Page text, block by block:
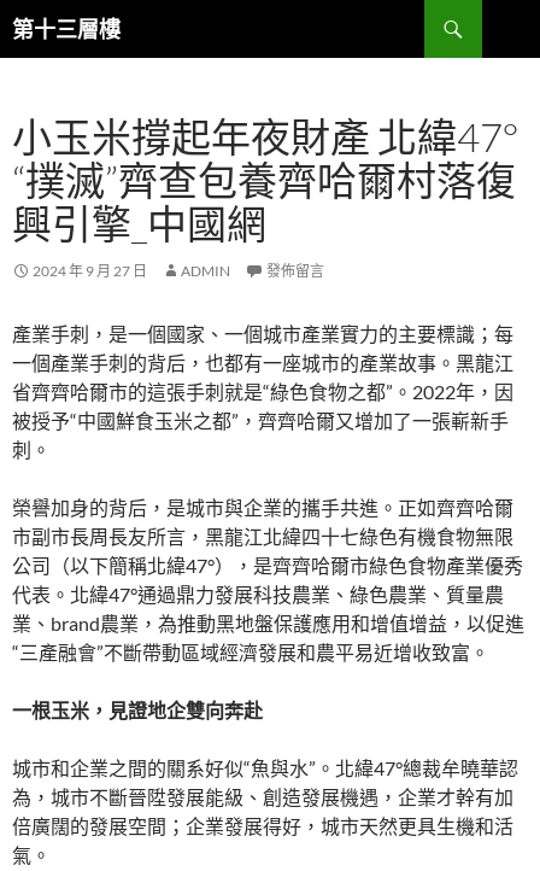
跳
至第十三層樓
搜
尋
小玉米撐起年夜財產 北緯47°
“撲滅”齊查包養齊哈爾村落復
興引擎_中國網
2024 年 9 月 27 日 ADMIN 發佈留言
產業手刺，是一個國家、一個城市產業實力的主要標識；每
一個產業手刺的背后，也都有一座城市的產業故事。黑龍江
省齊齊哈爾市的這張手刺就是“綠色食物之都”。2022年，因
被授予“中國鮮食玉米之都”，齊齊哈爾又增加了一張嶄新手
刺。
榮譽加身的背后，是城市與企業的攜手共進。正如齊齊哈爾
市副市長周長友所言，黑龍江北緯四十七綠色有機食物無限
公司（以下簡稱北緯47°），是齊齊哈爾市綠色食物產業優秀
代表。北緯47°通過鼎力發展科技農業、綠色農業、質量農
業、brand農業，為推動黑地盤保護應用和增值增益，以促進
“三產融會”不斷帶動區域經濟發展和農平易近增收致富。
一根玉米，見證地企雙向奔赴
城市和企業之間的關系好似“魚與水”。北緯47°總裁牟曉華認
為，城市不斷晉陞發展能級、創造發展機遇，企業才幹有加
倍廣闊的發展空間；企業發展得好，城市天然更具生機和活
氣。